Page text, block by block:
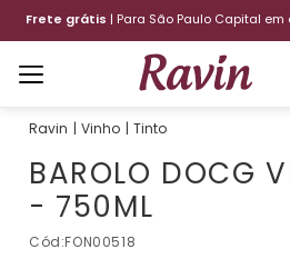
Frete grátis | Para São Paulo Capital
Vinho Tinto
BAROLO DOCG
- 750ML
Cód:FON00518